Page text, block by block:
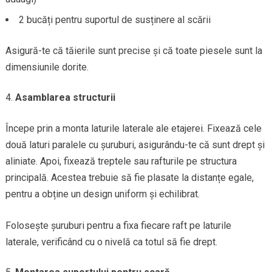
2 bucăți pentru suportul de susținere al scării
Asigură-te că tăierile sunt precise și că toate piesele sunt la
dimensiunile dorite.
Asamblarea structurii
Începe prin a monta laturile laterale ale etajerei. Fixează cele
două laturi paralele cu șuruburi, asigurându-te că sunt drept și
aliniate. Apoi, fixează treptele sau rafturile pe structura
principală. Acestea trebuie să fie plasate la distanțe egale,
pentru a obține un design uniform și echilibrat.
Folosește șuruburi pentru a fixa fiecare raft pe laturile
laterale, verificând cu o nivelă ca totul să fie drept.